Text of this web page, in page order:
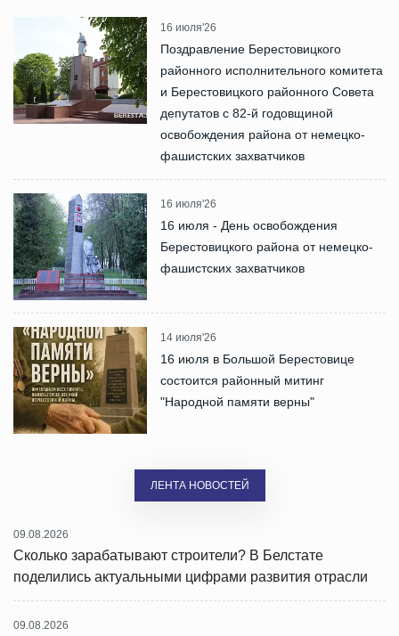
16 июля'26
Поздравление Берестовицкого
районного исполнительного комитета
и Берестовицкого районного Совета
депутатов с 82-й годовщиной
освобождения района от немецко-
фашистских захватчиков
16 июля'26
16 июля - День освобождения
Берестовицкого района от немецко-
фашистских захватчиков
14 июля'26
16 июля в Большой Берестовице
состоится районный митинг
"Народной памяти верны"
ЛЕНТА НОВОСТЕЙ
09.08.2026
Сколько зарабатывают строители? В Белстате
поделились актуальными цифрами развития отрасли
09.08.2026